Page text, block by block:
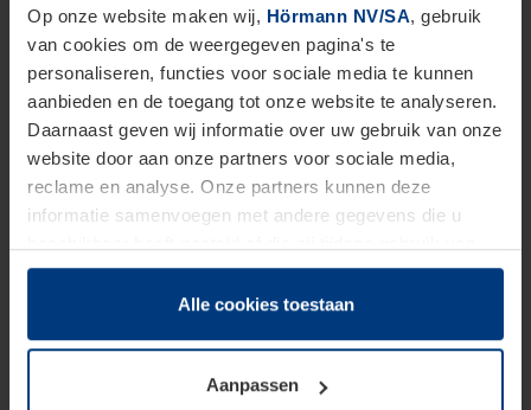
Op onze website maken wij, Hörmann NV/SA, gebruik
van cookies om de weergegeven pagina's te
personaliseren, functies voor sociale media te kunnen
aanbieden en de toegang tot onze website te analyseren.
Daarnaast geven wij informatie over uw gebruik van onze
website door aan onze partners voor sociale media,
reclame en analyse. Onze partners kunnen deze
informatie samenvoegen met andere gegevens die u
hun diensten hebben verzameld.
Juridisch hebben wij het recht om cookies op uw
van deze pagina's absoluut vereist is. Voor alle andere
soorten cookies is uw toestemming benodigd. Uw
Alle cookies toestaan
Aanpassen